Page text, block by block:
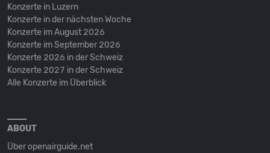
Konzerte in Luzern
Konzerte in der nächsten Woche
Konzerte im August 2026
Konzerte im September 2026
Konzerte 2026 in der Schweiz
Konzerte 2027 in der Schweiz
Alle Konzerte im Überblick
ABOUT
Über openairguide.net